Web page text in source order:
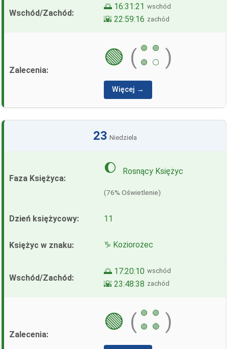
🌅 16:31:21 wschód
🌇 22:59:16 zachód
🟢 ( 🟢
🟢
🟢
⚪ )
Więcej →
23 Niedziela
🌔 Rosnący Księżyc
(76% Oświetlenie)
11
♑ Koziorożec
🌅 17:20:10 wschód
🌇 23:48:38 zachód
🟢 ( 🟢
🟢
🟢
🔴 )